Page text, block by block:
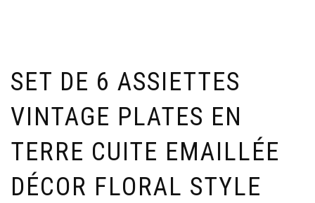
SET DE 6 ASSIETTES
VINTAGE PLATES EN
TERRE CUITE EMAILLÉE
DÉCOR FLORAL STYLE